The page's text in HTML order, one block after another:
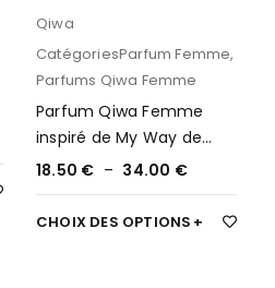
Qiwa
CatégoriesParfum Femme,
Parfums Qiwa Femme
Parfum Qiwa Femme
inspiré de My Way de
Armani 264
18.50 € – 34.00 €
CHOIX DES OPTIONS